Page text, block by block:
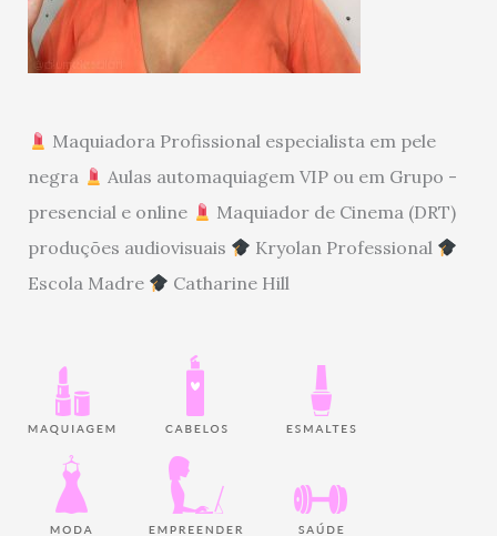
Maquiadora Profissional especialista em pele
negra
Aulas automaquiagem VIP ou em Grupo -
presencial e online
Maquiador de Cinema (DRT)
produções audiovisuais
Kryolan Professional
Escola Madre
Catharine Hill